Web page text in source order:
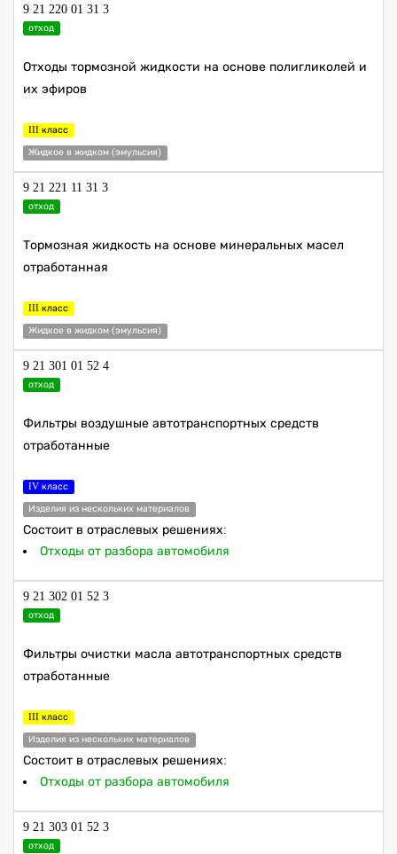
9 21 220 01 31 3
отход
Отходы тормозной жидкости на основе полигликолей и
их эфиров
III класс
Жидкое в жидком (эмульсия)
9 21 221 11 31 3
отход
Тормозная жидкость на основе минеральных масел
отработанная
III класс
Жидкое в жидком (эмульсия)
9 21 301 01 52 4
отход
Фильтры воздушные автотранспортных средств
отработанные
IV класс
Изделия из нескольких материалов
Состоит в отраслевых решениях:
Отходы от разбора автомобиля
9 21 302 01 52 3
отход
Фильтры очистки масла автотранспортных средств
отработанные
III класс
Изделия из нескольких материалов
Состоит в отраслевых решениях:
Отходы от разбора автомобиля
9 21 303 01 52 3
отход